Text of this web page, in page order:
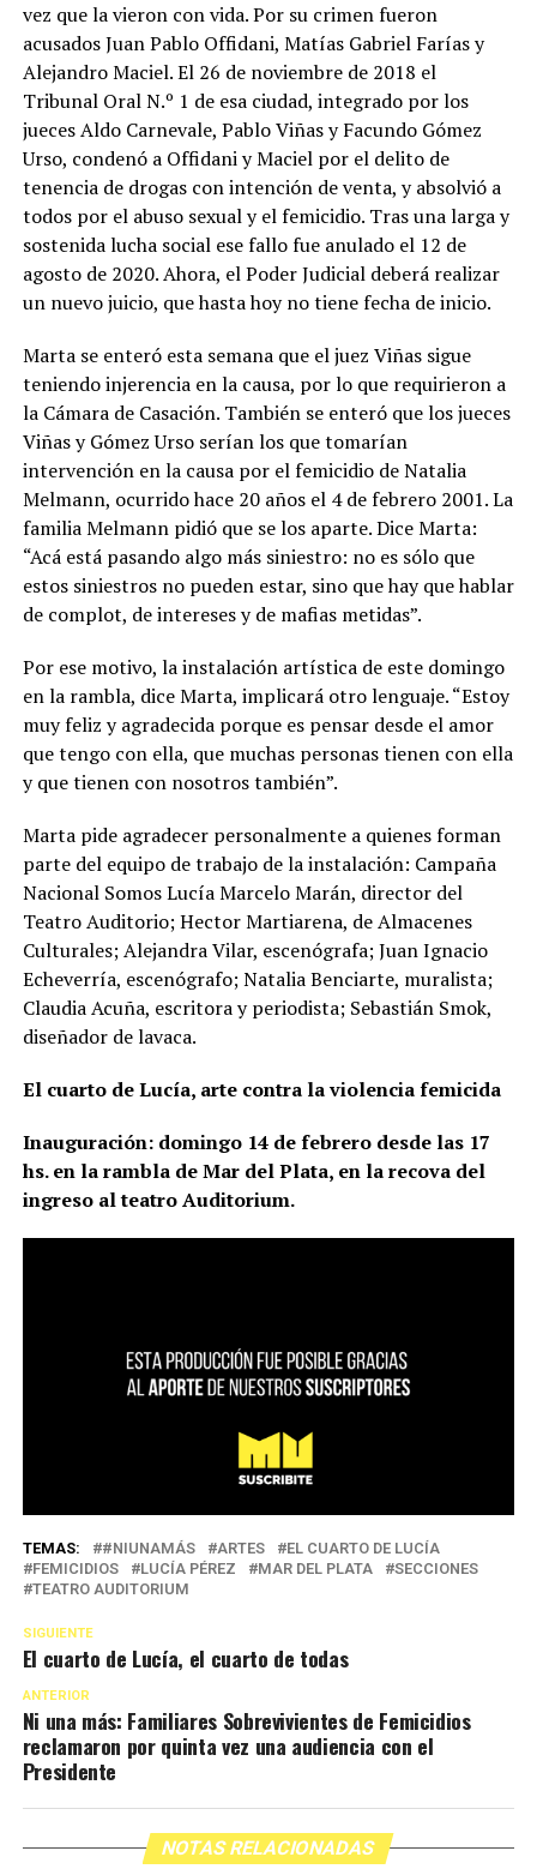
vez que la vieron con vida. Por su crimen fueron
acusados Juan Pablo Offidani, Matías Gabriel Farías y
Alejandro Maciel. El 26 de noviembre de 2018 el
Tribunal Oral N.º 1 de esa ciudad, integrado por los
jueces Aldo Carnevale, Pablo Viñas y Facundo Gómez
Urso, condenó a Offidani y Maciel por el delito de
tenencia de drogas con intención de venta, y absolvió a
todos por el abuso sexual y el femicidio. Tras una larga y
sostenida lucha social ese fallo fue anulado el 12 de
agosto de 2020. Ahora, el Poder Judicial deberá realizar
un nuevo juicio, que hasta hoy no tiene fecha de inicio.
Marta se enteró esta semana que el juez Viñas sigue
teniendo injerencia en la causa, por lo que requirieron a
la Cámara de Casación. También se enteró que los jueces
Viñas y Gómez Urso serían los que tomarían
intervención en la causa por el femicidio de Natalia
Melmann, ocurrido hace 20 años el 4 de febrero 2001. La
familia Melmann pidió que se los aparte. Dice Marta:
“Acá está pasando algo más siniestro: no es sólo que
estos siniestros no pueden estar, sino que hay que hablar
de complot, de intereses y de mafias metidas”.
Por ese motivo, la instalación artística de este domingo
en la rambla, dice Marta, implicará otro lenguaje. “Estoy
muy feliz y agradecida porque es pensar desde el amor
que tengo con ella, que muchas personas tienen con ella
y que tienen con nosotros también”.
Marta pide agradecer personalmente a quienes forman
parte del equipo de trabajo de la instalación: Campaña
Nacional Somos Lucía Marcelo Marán, director del
Teatro Auditorio; Hector Martiarena, de Almacenes
Culturales; Alejandra Vilar, escenógrafa; Juan Ignacio
Echeverría, escenógrafo; Natalia Benciarte, muralista;
Claudia Acuña, escritora y periodista; Sebastián Smok,
diseñador de lavaca.
El cuarto de Lucía, arte contra la violencia femicida
Inauguración: domingo 14 de febrero desde las 17
hs. en la rambla de Mar del Plata, en la recova del
ingreso al teatro Auditorium.
TEMAS: #NIUNAMÁS ARTES
EL CUARTO DE LUCÍA
FEMICIDIOS
LUCÍA PÉREZ MAR DEL PLATA
SECCIONES
TEATRO AUDITORIUM
SIGUIENTE
El cuarto de Lucía, el cuarto de todas
ANTERIOR
Ni una más: Familiares Sobrevivientes de Femicidios
reclamaron por quinta vez una audiencia con el
Presidente
NOTAS RELACIONADAS